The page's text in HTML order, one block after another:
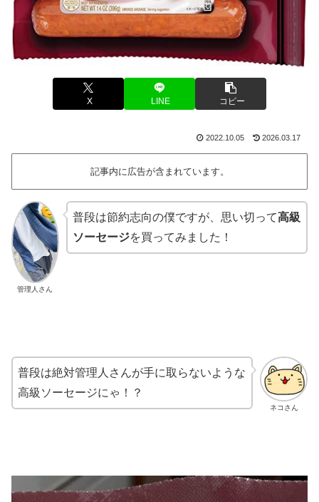
X LINE コピー
2022.10.05 2026.03.17
記事内に広告が含まれています。
管理人さん
普段は節約志向の僕ですが、思い切って高級
ソーセージを買ってみました！
ネコさん
普段は絶対管理人さんが手に取らないような
高級ソーセージにゃ！？